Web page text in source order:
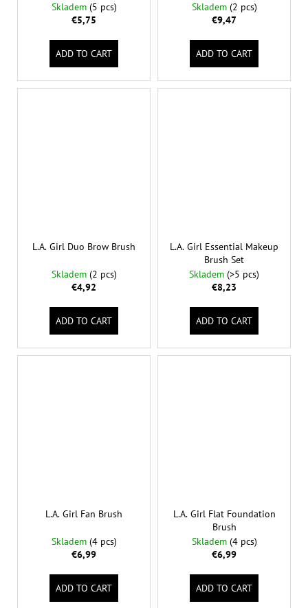
Skladem (5 pcs)
€5,75
ADD TO CART
Skladem (2 pcs)
€9,47
ADD TO CART
L.A. Girl Duo Brow Brush
Skladem (2 pcs)
€4,92
ADD TO CART
L.A. Girl Essential Makeup
Brush Set
Skladem (>5 pcs)
€8,23
ADD TO CART
L.A. Girl Fan Brush
Skladem (4 pcs)
€6,99
ADD TO CART
L.A. Girl Flat Foundation
Brush
Skladem (4 pcs)
€6,99
ADD TO CART